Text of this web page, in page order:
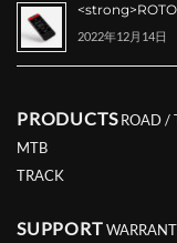
2022年12月14日
PRODUCTS ROAD /
MTB
TRACK
SUPPORT